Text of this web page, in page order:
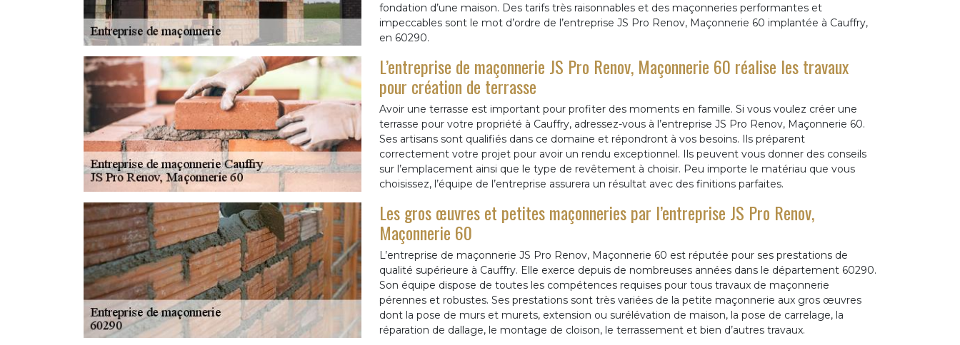
fondation d’une maison. Des tarifs très raisonnables et des maçonneries performantes et
impeccables sont le mot d’ordre de l’entreprise JS Pro Renov, Maçonnerie 60 implantée à Cauffry,
en 60290.
L’entreprise de maçonnerie JS Pro Renov, Maçonnerie 60 réalise les travaux
pour création de terrasse
Avoir une terrasse est important pour profiter des moments en famille. Si vous voulez créer une
terrasse pour votre propriété à Cauffry, adressez-vous à l’entreprise JS Pro Renov, Maçonnerie 60.
Ses artisans sont qualifiés dans ce domaine et répondront à vos besoins. Ils préparent
correctement votre projet pour avoir un rendu exceptionnel. Ils peuvent vous donner des conseils
sur l’emplacement ainsi que le type de revêtement à choisir. Peu importe le matériau que vous
choisissez, l’équipe de l’entreprise assurera un résultat avec des finitions parfaites.
Les gros œuvres et petites maçonneries par l’entreprise JS Pro Renov,
Maçonnerie 60
L’entreprise de maçonnerie JS Pro Renov, Maçonnerie 60 est réputée pour ses prestations de
qualité supérieure à Cauffry. Elle exerce depuis de nombreuses années dans le département 60290.
Son équipe dispose de toutes les compétences requises pour tous travaux de maçonnerie
pérennes et robustes. Ses prestations sont très variées de la petite maçonnerie aux gros œuvres
dont la pose de murs et murets, extension ou surélévation de maison, la pose de carrelage, la
réparation de dallage, le montage de cloison, le terrassement et bien d’autres travaux.